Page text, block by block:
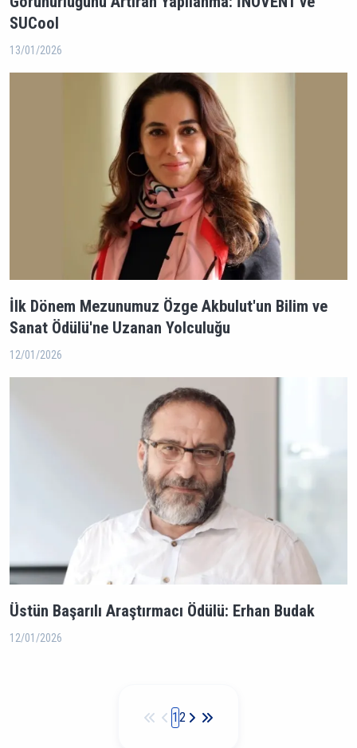
SUCool
13/01/2026
İlk Dönem Mezunumuz Özge Akbulut'un Bilim ve
Sanat Ödülü'ne Uzanan Yolculuğu
12/01/2026
Üstün Başarılı Araştırmacı Ödülü: Erhan Budak
12/01/2026
1 2